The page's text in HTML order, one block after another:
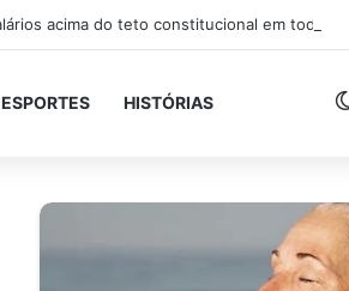
ESPORTES HISTÓRIAS